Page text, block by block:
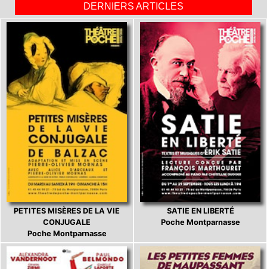
DERNIERS ARTICLES
PETITES MISÈRES DE LA VIE
CONJUGALE
Poche Montparnasse
SATIE EN LIBERTÉ
Poche Montparnasse